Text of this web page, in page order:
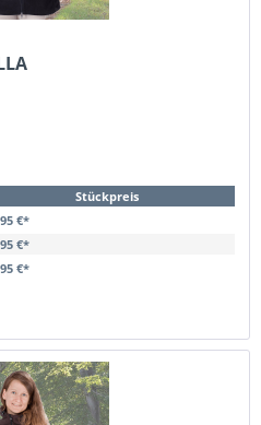
Stückpreis
€*
€*
€*